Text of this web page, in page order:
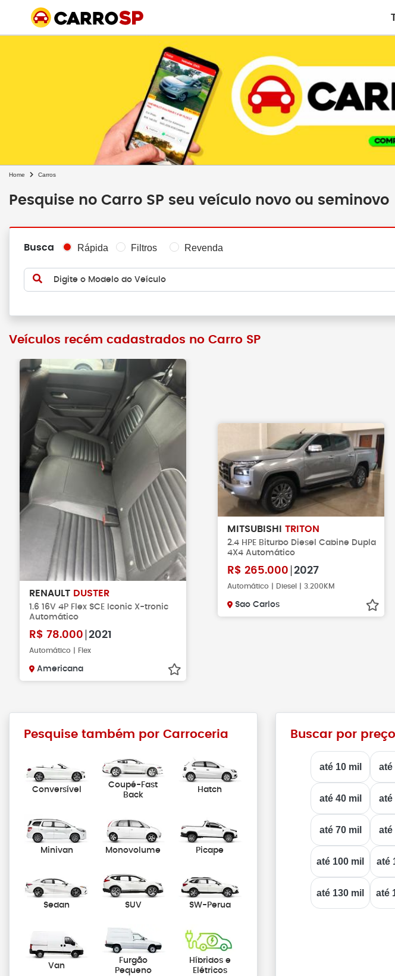
Home Carros
Pesquise no Carro SP seu veículo novo ou seminovo
Busca Rápida Filtros Revenda
Digite o Modelo do Veículo
Veículos recém cadastrados no Carro SP
RENAULT DUSTER
1.6 16V 4P Flex SCE Iconic X-tronic
Automático
R$ 78.000 2021
Automático | Flex
Americana
MITSUBISHI TRITON
2.4 HPE Biturbo Diesel Cabine Dupla
4X4 Automático
R$ 265.000 2027
Automático | Diesel | 3.200KM
Sao Carlos
Pesquise também por Carroceria
Conversível
Coupé-Fast
Back
Hatch
Minivan Monovolume Picape
Sedan SUV SW-Perua
Van
Furgão
Pequeno
Híbridos e
Elétricos
Buscar por preço
até 10 mil até
até 40 mil até
até 70 mil até
até 100 mil até
até 130 mil até